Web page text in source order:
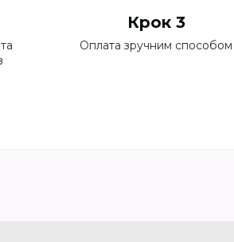
Крок 3
Оплата зручним способом